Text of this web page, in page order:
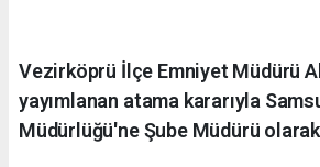
Vezirköprü İlçe Emniyet Müdürü
yayımlanan atama kararıyla
Müdürlüğü'ne Şube Müdürü